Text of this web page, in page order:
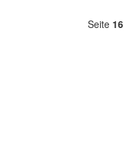
Seite 16